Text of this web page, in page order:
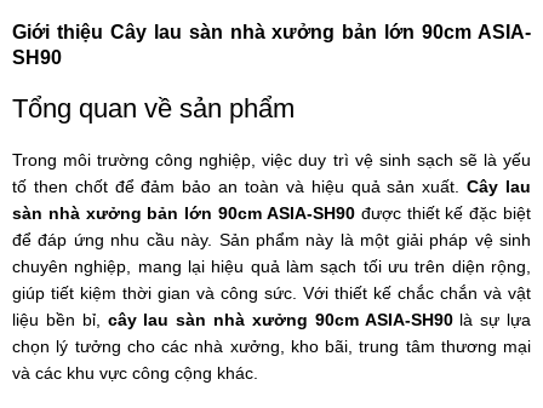
Giới thiệu Cây lau sàn nhà xưởng bản lớn 90cm ASIA-
SH90
Tổng quan về sản phẩm
Trong môi trường công nghiệp, việc duy trì vệ sinh sạch sẽ là yếu
tố then chốt để đảm bảo an toàn và hiệu quả sản xuất.Cây lau
sàn nhà xưởng bản lớn 90cm ASIA-SH90được thiết kế đặc biệt
để đáp ứng nhu cầu này. Sản phẩm này là một giải pháp vệ sinh
chuyên nghiệp, mang lại hiệu quả làm sạch tối ưu trên diện rộng,
giúp tiết kiệm thời gian và công sức. Với thiết kế chắc chắn và vật
liệu bền bỉ, cây lau sàn nhà xưởng 90cm ASIA-SH90là sự lựa
chọn lý tưởng cho các nhà xưởng, kho bãi, trung tâm thương mại
và các khu vực công cộng khác.